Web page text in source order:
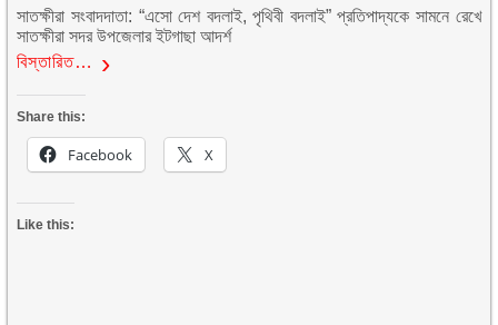
সাতক্ষীরা সংবাদদাতা: “এসো দেশ বদলাই, পৃথিবী বদলাই” প্রতিপাদ্যকে সামনে রেখে
সাতক্ষীরা সদর উপজেলার ইটগাছা আদর্শ
বিস্তারিত…
Share this:
Facebook X
Like this: